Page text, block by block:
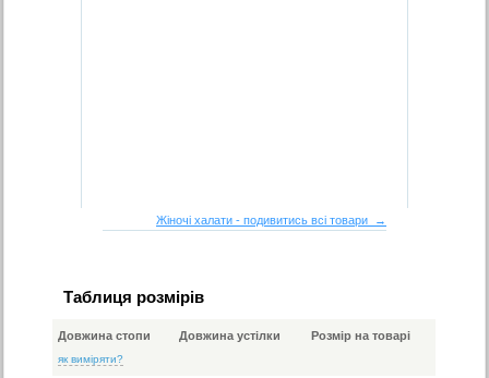
Жіночі халати - подивитись всі товари →
Таблиця розмірів
Довжина стопи
як виміряти?
Довжина устілки Розмір на товарі